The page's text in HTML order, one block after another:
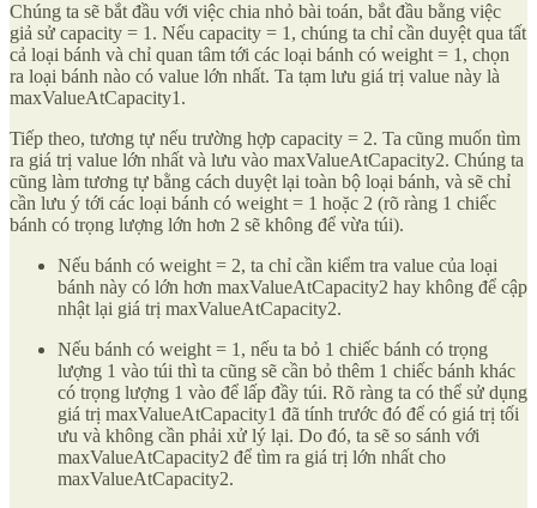
Chúng ta sẽ bắt đầu với việc chia nhỏ bài toán, bắt đầu bằng việc
giả sử capacity = 1. Nếu capacity = 1, chúng ta chỉ cần duyệt qua tất
cả loại bánh và chỉ quan tâm tới các loại bánh có weight = 1, chọn
ra loại bánh nào có value lớn nhất. Ta tạm lưu giá trị value này là
maxValueAtCapacity1.
Tiếp theo, tương tự nếu trường hợp capacity = 2. Ta cũng muốn tìm
ra giá trị value lớn nhất và lưu vào maxValueAtCapacity2. Chúng ta
cũng làm tương tự bằng cách duyệt lại toàn bộ loại bánh, và sẽ chỉ
cần lưu ý tới các loại bánh có weight = 1 hoặc 2 (rõ ràng 1 chiếc
bánh có trọng lượng lớn hơn 2 sẽ không để vừa túi).
Nếu bánh có weight = 2, ta chỉ cần kiểm tra value của loại
bánh này có lớn hơn maxValueAtCapacity2 hay không để cập
nhật lại giá trị maxValueAtCapacity2.
Nếu bánh có weight = 1, nếu ta bỏ 1 chiếc bánh có trọng
lượng 1 vào túi thì ta cũng sẽ cần bỏ thêm 1 chiếc bánh khác
có trọng lượng 1 vào để lấp đầy túi. Rõ ràng ta có thể sử dụng
giá trị maxValueAtCapacity1 đã tính trước đó để có giá trị tối
ưu và không cần phải xử lý lại. Do đó, ta sẽ so sánh với
maxValueAtCapacity2 để tìm ra giá trị lớn nhất cho
maxValueAtCapacity2.